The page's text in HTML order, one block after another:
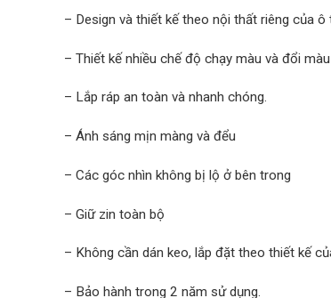
– Design và thiết kế theo nội thất riêng của ô
– Thiết kế nhiều chế độ chạy màu và đổi
– Lắp ráp an toàn và nhanh chóng.
– Ánh sáng mịn màng và đểu
– Các góc nhìn không bị lộ ở bên trong
– Giữ zin toàn bộ
– Không cần dán keo, lắp đặt theo thiết kế
– Bảo hành trong 2 năm sử dụng.